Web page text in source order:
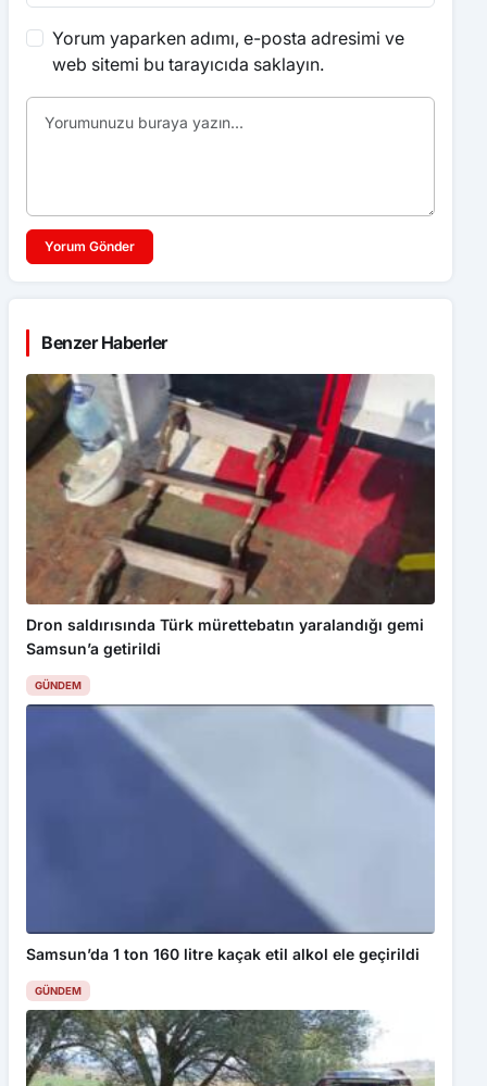
Yorum yaparken adımı, e-posta adresimi ve
web sitemi bu tarayıcıda saklayın.
Yorum Gönder
Benzer Haberler
Dron saldırısında Türk mürettebatın yaralandığı gemi
Samsun’a getirildi
GÜNDEM
Samsun’da 1 ton 160 litre kaçak etil alkol ele geçirildi
GÜNDEM